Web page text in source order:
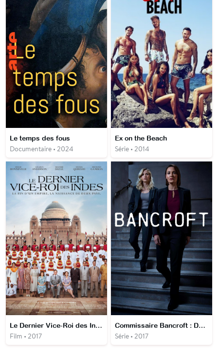
Le temps des fous
Documentaire • 2024
Ex on the Beach
Série • 2014
Le Dernier Vice-Roi des Indes
Film • 2017
Commissaire Bancroft : Dans l'ombre du crime
Série • 2017